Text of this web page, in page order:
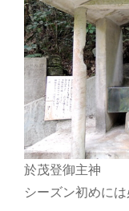
於茂登御主神
シーズン初めに